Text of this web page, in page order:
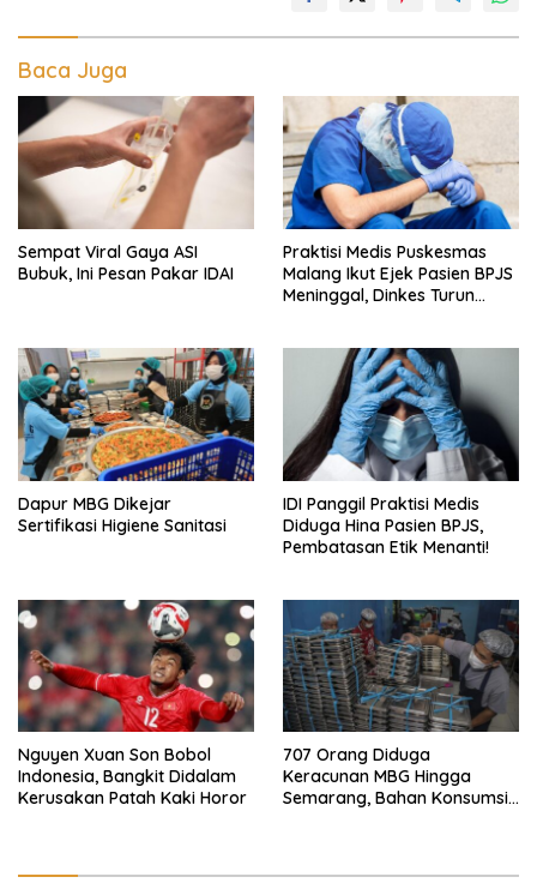
Baca Juga
Sempat Viral Gaya ASI
Bubuk, Ini Pesan Pakar IDAI
Praktisi Medis Puskesmas
Malang Ikut Ejek Pasien BPJS
Meninggal, Dinkes Turun
Dapur MBG Dikejar
Sertifikasi Higiene Sanitasi
IDI Panggil Praktisi Medis
Diduga Hina Pasien BPJS,
Pembatasan Etik Menanti!
Nguyen Xuan Son Bobol
Indonesia, Bangkit Didalam
Kerusakan Patah Kaki Horor
707 Orang Diduga
Keracunan MBG Hingga
Semarang, Bahan Konsumsi